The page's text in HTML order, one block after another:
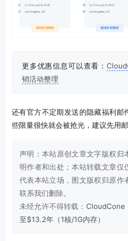
更多优惠信息可以查看：
销活动整理
还有官方不定期发送的隐藏福利邮
些限量很快就会被抢光，建议先用
声明：本站原创文章文字版权归
明作者和出处；本站转载文章仅
代表本站立场，图文版权归原作
联系我们删除。
未经允许不得转载： CloudCone
至$13.2年（1核/1G内存）